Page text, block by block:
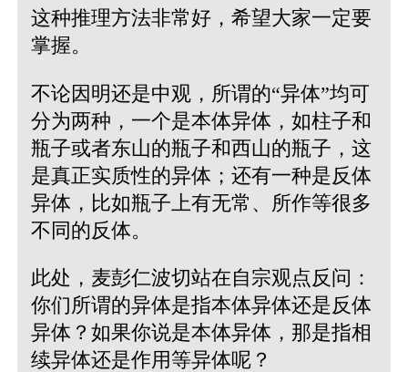
这种推理方法非常好，希望大家一定要
掌握。
不论因明还是中观，所谓的“异体”均可
分为两种，一个是本体异体，如柱子和
瓶子或者东山的瓶子和西山的瓶子，这
是真正实质性的异体；还有一种是反体
异体，比如瓶子上有无常、所作等很多
不同的反体。
此处，麦彭仁波切站在自宗观点反问：
你们所谓的异体是指本体异体还是反体
异体？如果你说是本体异体，那是指相
续异体还是作用等异体呢？